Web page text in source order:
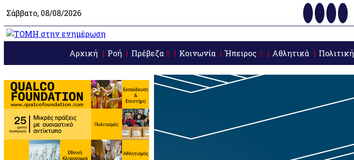
Σάββατο, 08/08/2026
Αρχική Ροή Πρέβεζα Κοινωνία Ήπειρος Αθλητικά Πολιτική